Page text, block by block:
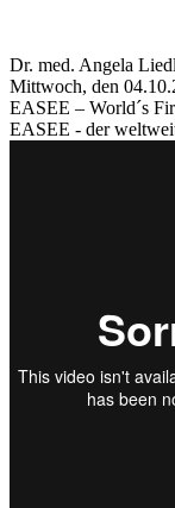
Dr. med. Angela
Mittwoch, den
EASEE – World´s
EASEE - der